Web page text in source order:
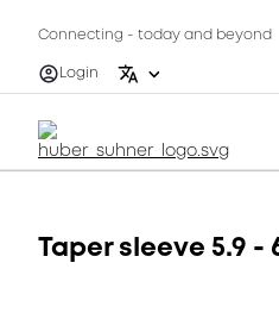
Connecting - today and beyond
Login
Taper sleeve 5.9 -